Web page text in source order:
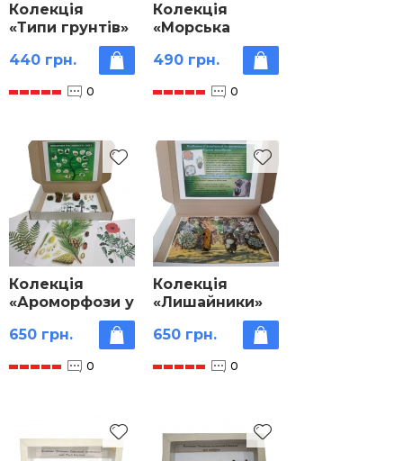
Колекція
«Типи грунтів»
440 грн.
0
Колекція
«Морська
490 грн.
0
Колекція
«Ароморфози у
650 грн.
0
Колекція
«Лишайники»
650 грн.
0